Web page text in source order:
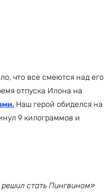
что все смеются над его
отпуска Илона на
Наш герой обиделся на
9 килограммов и
стать Пингвином»